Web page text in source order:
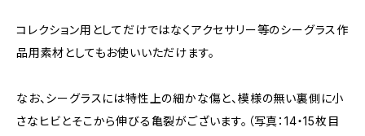
コレクション用としてだけではなくアクセサリー等のシーグラス作
品用素材としてもお使いいただけます。
なお、シーグラスには特性上の細かな傷と、模様の無い裏側に小
さなヒビとそこから伸びる亀裂がございます。（写真：14・15枚目